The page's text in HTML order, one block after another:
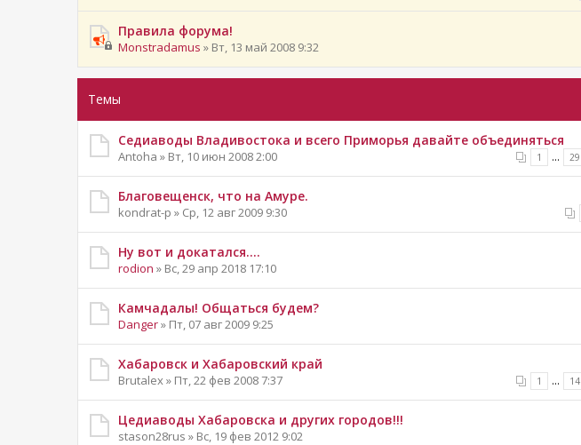
Правила форума!
Monstradamus » Вт, 13 май 2008 9:32
Темы
Седиаводы Владивостока и всего Приморья давайте объединяться
1 ... 29
Antoha » Вт, 10 июн 2008 2:00
Благовещенск, что на Амуре.
kondrat-p » Ср, 12 авг 2009 9:30
Ну вот и докатался....
rodion » Вс, 29 апр 2018 17:10
Камчадалы! Общаться будем?
Danger» Пт, 07 авг 2009 9:25
Хабаровск и Хабаровский край
1 ... 14
Brutalex » Пт, 22 фев 2008 7:37
Цедиаводы Хабаровска и других городов!!!
stason28rus » Вс, 19 фев 2012 9:02